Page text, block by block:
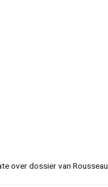
over dossier van Rousseau